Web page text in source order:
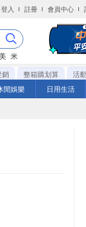
登入 註冊 會員中心
米
銷
整箱購划算 活
閒娛樂
日用生活